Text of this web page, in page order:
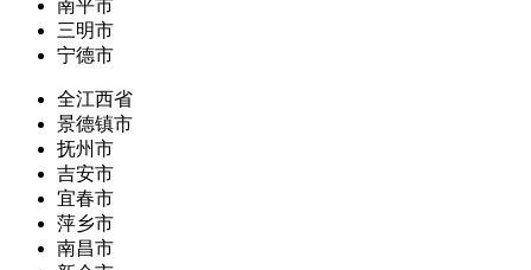
南平市
三明市
宁德市
全江西省
景德镇市
抚州市
吉安市
宜春市
萍乡市
南昌市